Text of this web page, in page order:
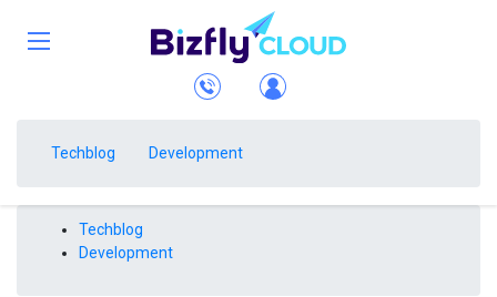
Techblog Development
Techblog
Development